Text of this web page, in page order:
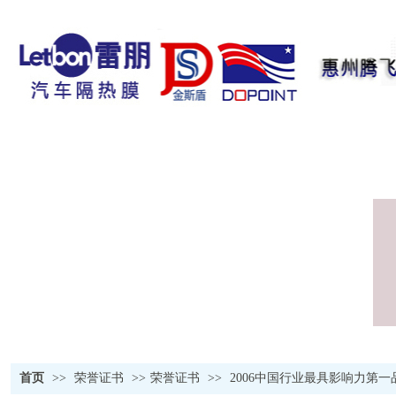
首页 >> 荣誉证书 >> 荣誉证书 >> 2006中国行业最具影响力第一